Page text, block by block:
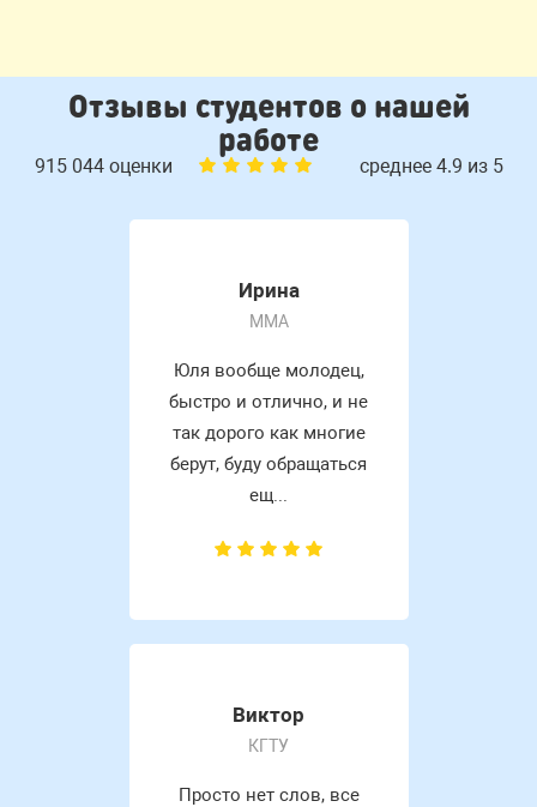
Отзывы студентов о нашей
работе
915 044 оценки среднее 4.9 из 5
Ирина
MMA
Юля вообще молодец,
быстро и отлично, и не
так дорого как многие
берут, буду обращаться
ещ...
Виктор
КГТУ
Просто нет слов, все